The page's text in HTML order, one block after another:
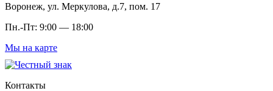
Воронеж, ул. Меркулова, д.7, пом. 17
Пн.-Пт: 9:00 — 18:00
Мы на карте
Контакты